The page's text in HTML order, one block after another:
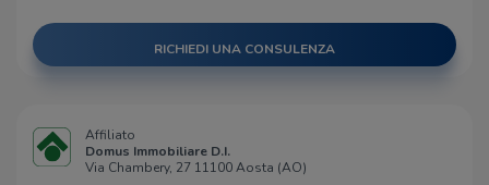
RICHIEDI UNA CONSULENZA
Affiliato
Domus Immobiliare D.I.
Via Chambery, 27 11100 Aosta (AO)